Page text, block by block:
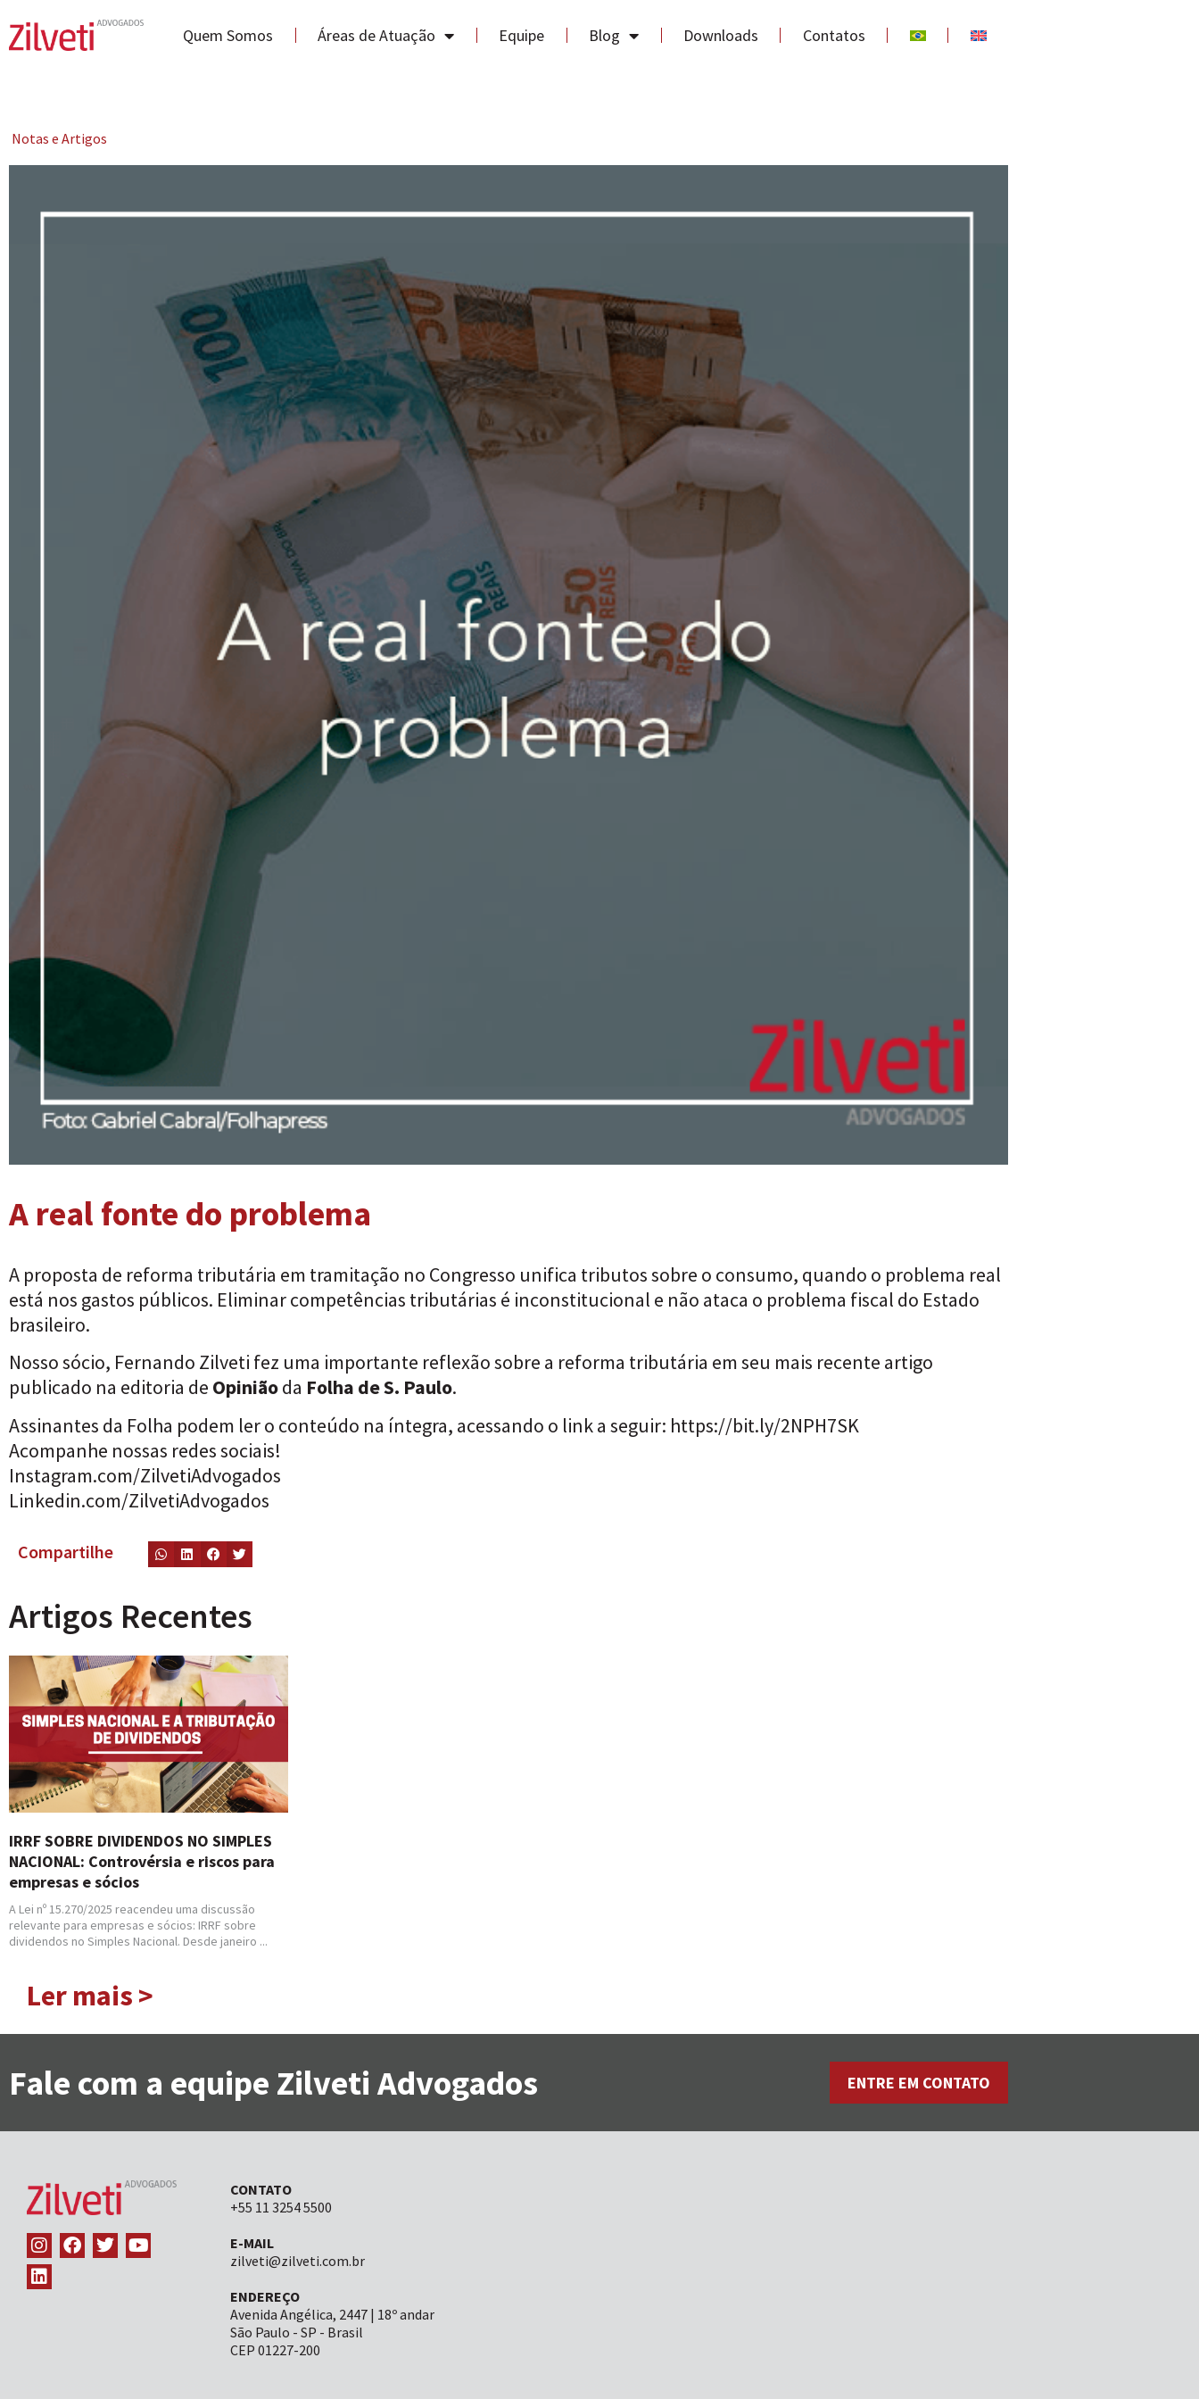
Quem Somos Áreas de Atuação Equipe Blog Downloads Contatos
Notas e Artigos
A real fonte do problema
A proposta de reforma tributária em tramitação no Congresso unifica tributos sobre o consumo, quando o problema real
está nos gastos públicos. Eliminar competências tributárias é inconstitucional e não ataca o problema fiscal do Estado
brasileiro.
Nosso sócio, Fernando Zilveti fez uma importante reflexão sobre a reforma tributária em seu mais recente artigo
publicado na editoria de Opiniãoda Folha de S. Paulo.
Assinantes da Folha podem ler o conteúdo na íntegra, acessando o link a seguir: https://bit.ly/2NPH7SK
Acompanhe nossas redes sociais!
Instagram.com/ZilvetiAdvogados
Linkedin.com/ZilvetiAdvogados
Compartilhe
Artigos Recentes
IRRF SOBRE DIVIDENDOS NO SIMPLES
NACIONAL: Controvérsia e riscos para
empresas e sócios
A Lei nº 15.270/2025 reacendeu uma discussão
relevante para empresas e sócios: IRRF sobre
dividendos no Simples Nacional. Desde janeiro ...
Ler mais >
Fale com a equipe Zilveti Advogados ENTRE EM CONTATO
CONTATO
+55 11 3254 5500
E-MAIL
zilveti@zilveti.com.br
ENDEREÇO
Avenida Angélica, 2447 | 18º andar
São Paulo - SP - Brasil
CEP 01227-200